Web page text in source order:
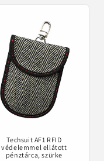
Techsuit AF1 RFID
védelemmel ellátott
pénztárca, szürke